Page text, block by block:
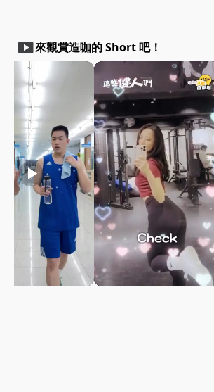
smart_display來觀賞造咖的 Short 吧！
play_arrow play_arrow